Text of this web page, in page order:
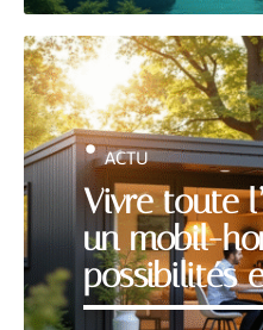
Vivre toute
un mobil-
possibilités
ACTU